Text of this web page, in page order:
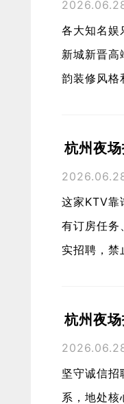
各大知名娱
新城新晋
韵装修风格
杭州夜
这家KTV靠
有订房任
实招聘，禁
杭州夜
坚守诚信
系，地处核